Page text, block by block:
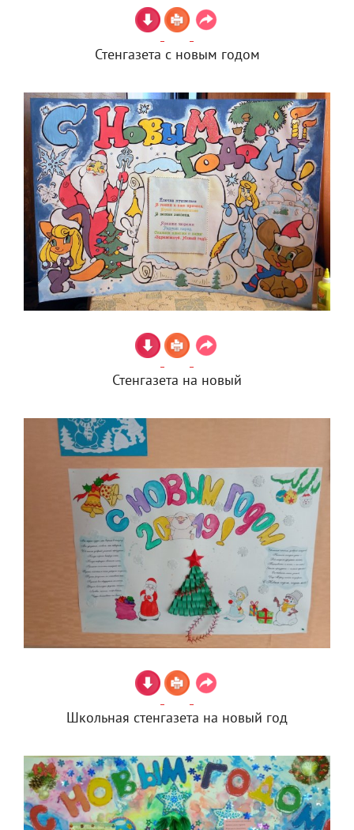
Стенгазета с новым годом
Стенгазета на новый
Школьная стенгазета на новый год